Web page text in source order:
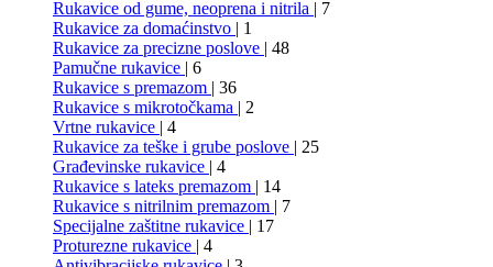
Rukavice od gume, neoprena i nitrila | 7
Rukavice za domaćinstvo | 1
Rukavice za precizne poslove | 48
Pamučne rukavice | 6
Rukavice s premazom | 36
Rukavice s mikrotočkama | 2
Vrtne rukavice | 4
Rukavice za teške i grube poslove | 25
Građevinske rukavice | 4
Rukavice s lateks premazom | 14
Rukavice s nitrilnim premazom | 7
Specijalne zaštitne rukavice | 17
Proturezne rukavice | 4